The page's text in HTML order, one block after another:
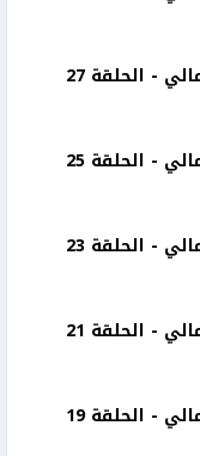
- الحلقة 27
- الحلقة 25
- الحلقة 23
- الحلقة 21
- الحلقة 19